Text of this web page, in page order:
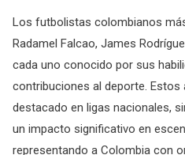
Los futbolistas colombianos
Radamel Falcao, James
cada uno conocido por sus
contribuciones al deporte.
destacado en ligas nacionales,
un impacto significativo en
representando a Colombia con